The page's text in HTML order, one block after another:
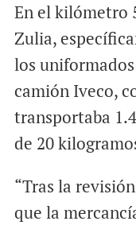
En el kilómetro
Zulia,
los
camión Iveco,
transportaba
de 20
“Tras la
que la